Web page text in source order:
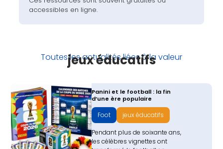
accessibles en ligne.
Toutes les actualités liées à la valeur
jeux éducatifs
Panini et le football : la fin
d’une ère populaire
Foot jeux éducatifs
Pendant plus de soixante ans,
les célèbres vignettes ont